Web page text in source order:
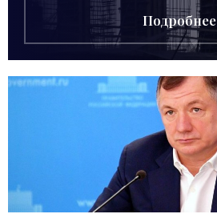
Подробнее